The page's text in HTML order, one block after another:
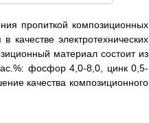
пропиткой композиционных
электротехнических
материал состоит из
фосфор 4,0-8,0, цинк 0,5-
качества композиционного